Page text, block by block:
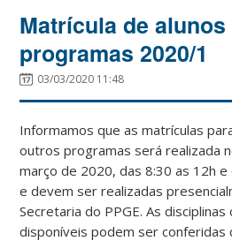
Matrícula de
programas 2020/1
03/03/2020 11:48
Informamos que as matrículas
outros programas será realizada
março de 2020, das 8:30 as 12h e
e devem ser realizadas
Secretaria do PPGE. As disciplinas
disponíveis podem ser conferidas